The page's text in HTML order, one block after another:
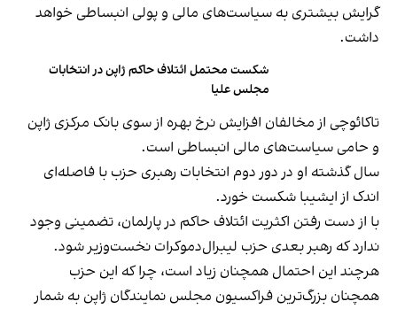
گرایش بیشتری به سیاست‌های مالی و پولی انبساطی خواهد
داشت.
شکست محتمل ائتلاف حاکم ژاپن در انتخابات
مجلس علیا
تاکائوچی از مخالفان افزایش نرخ بهره از سوی بانک مرکزی ژاپن
و حامی سیاست‌های مالی انبساطی است.
سال گذشته او در دور دوم انتخابات رهبری حزب با فاصله‌ای
اندک از ایشیبا شکست خورد.
با از دست رفتن اکثریت ائتلاف حاکم در پارلمان، تضمینی وجود
ندارد که رهبر بعدی حزب لیبرال‌دموکرات نخست‌وزیر شود.
هرچند این احتمال همچنان زیاد است، چرا که این حزب
همچنان بزرگ‌ترین فراکسیون مجلس نمایندگان ژاپن به شمار